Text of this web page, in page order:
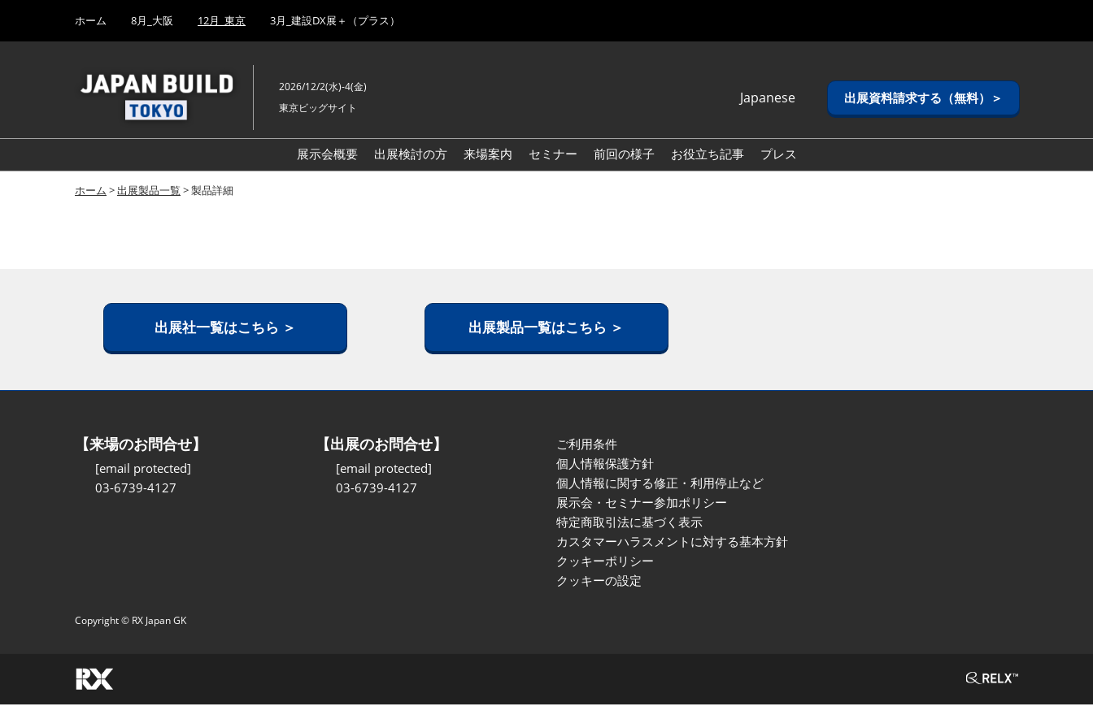
キ
し
to
ホーム 8月_大阪 12月_東京 3月_建設DX展＋（プラス）
2026/12/2(水)-4(金)
東京ビッグサイト
Japanese
English
Korean (Naver
出展資料請求する（無料）＞
展示会概要 出展検討の方 来場案内 セミナー 前回の様子 お役立ち記事 プレス
ホーム >出展製品一覧 > 製品詳細
出展社一覧はこちら ＞ 出展製品一覧はこちら ＞
【来場のお問合せ】
[email protected]
03-6739-4127
【出展のお問合せ】
[email protected]
03-6739-4127
ご利用条件
個人情報保護方針
個人情報に関する修正・利用停止など
展示会・セミナー参加ポリシー
特定商取引法に基づく表示
カスタマーハラスメントに対する基本方針
クッキーポリシー
クッキーの設定
Copyright © RX Japan GK